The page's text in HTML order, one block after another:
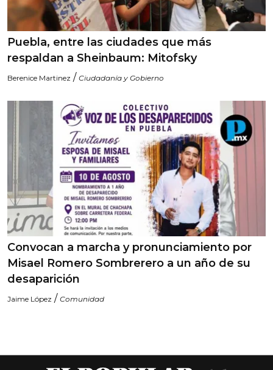
Puebla, entre las ciudades que más
respaldan a Sheinbaum: Mitofsky
Berenice Martinez / Ciudadanía y Gobierno
Convocan a marcha y pronunciamiento por
Misael Romero Sombrerero a un año de su
desaparición
Jaime López / Comunidad